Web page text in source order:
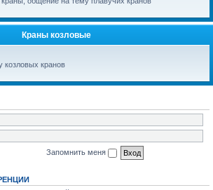
Краны козловые
кранов
Запомнить меня